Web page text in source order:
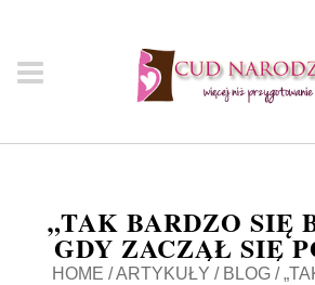
„TAK BARDZO SIĘ
GDY ZACZĄŁ SIĘ
HOME /ARTYKUŁY / BLOG /